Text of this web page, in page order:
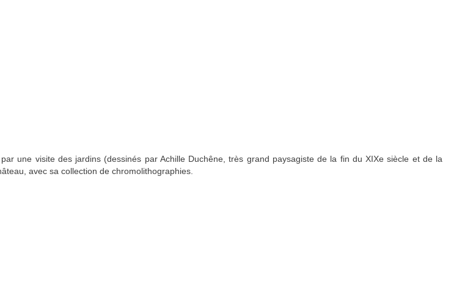
par une visite des jardins (dessinés par Achille Duchêne, très grand paysagiste de la fin du XIXe siècle et de la
avec sa collection de chromolithographies.